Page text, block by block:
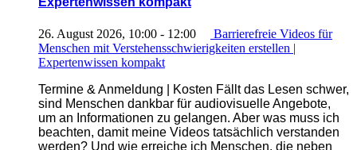
26. August 2026, 10:00 - 12:00
Barrierefreie Videos für
Menschen mit Verstehensschwierigkeiten erstellen |
Expertenwissen kompakt
Termine & Anmeldung | Kosten Fällt das Lesen schwer,
sind Menschen dankbar für audiovisuelle Angebote,
um an Informationen zu gelangen. Aber was muss ich
beachten, damit meine Videos tatsächlich verstanden
werden? Und wie erreiche ich Menschen, die neben